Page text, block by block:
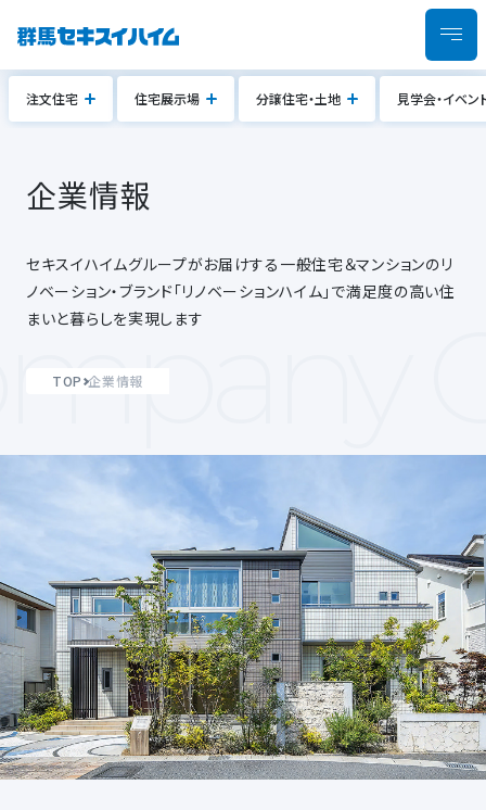
注文住宅 住宅展示場 分譲住宅・土地 見学会・イベン
企業情報
セキスイハイムグループがお届けする一般住宅＆マンションのリ
ノベーション・ブランド「リノベーションハイム」で満足度の高い住
まいと暮らしを実現します
TOP 企業情報